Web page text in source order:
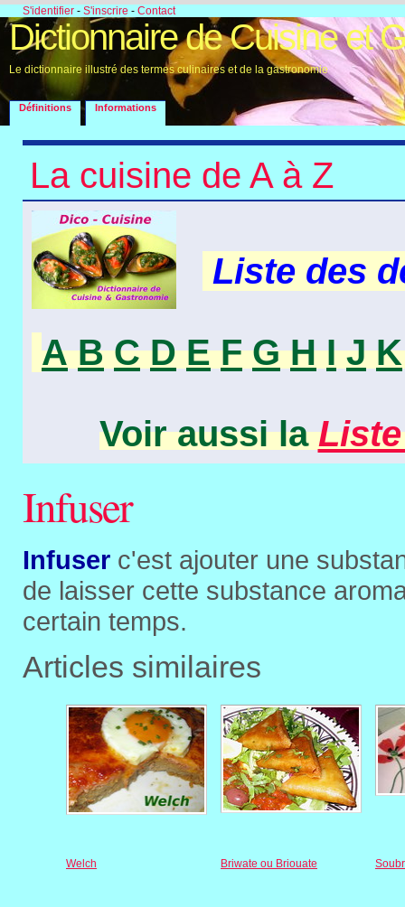
S'identifier - S'inscrire - Contact
Dictionnaire de Cuisine et
Le dictionnaire illustré des termes culinaires et de la gastronomie
Définitions Informations
La cuisine de A à Z
Liste des
A B C D E F G H I J K
Voir aussi la
Infuser
Infuser c'est ajouter une
de laisser cette substance
certain temps.
Articles similaires
Welch Briwate ou Briouate